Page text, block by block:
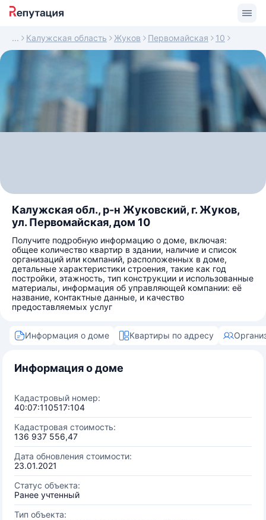
Калужская область Жуков Первомайская 10
Калужская обл., р-н Жуковский, г. Жуков,
ул. Первомайская, дом 10
Получите подробную информацию о доме, включая:
общее количество квартир в здании, наличие и список
организаций или компаний, расположенных в доме,
детальные характеристики строения, такие как год
постройки, этажность, тип конструкции и использованные
материалы, информация об управляющей компании: её
название, контактные данные, и качество
предоставляемых услуг
Информация о доме Квартиры по адресу
Информация о доме
Кадастровый номер:
40:07:110517:104
Кадастровая стоимость:
136 937 556,47
Дата обновления стоимости:
23.01.2021
Статус объекта:
Ранее учтенный
Тип объекта: